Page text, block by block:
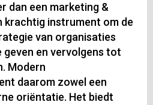
dan een marketing &
krachtig instrument om de
van organisaties
geven en vervolgens tot
Modern
daarom zowel een
oriëntatie. Het biedt